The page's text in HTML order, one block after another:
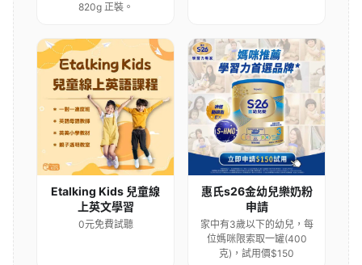
820g 正裝。
Etalking Kids 兒童線
上英文學習
0元免費試聽
惠氏s26金幼兒樂奶粉
申請
家中有3歲以下的幼兒，每
位媽咪限索取一罐(400
克)，試用價$150